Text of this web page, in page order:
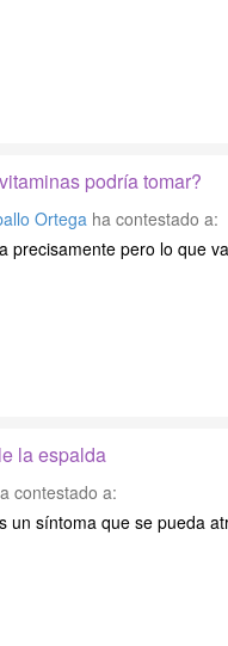
podría tomar?
Ortega ha contestado a:
precisamente pero lo que
la espalda
contestado a:
un síntoma que se pueda